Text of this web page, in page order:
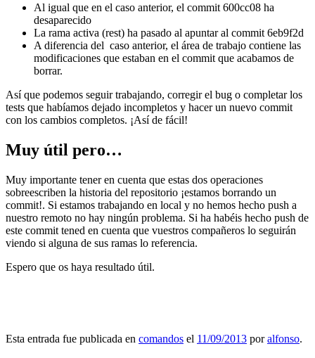
Al igual que en el caso anterior, el commit 600cc08 ha
desaparecido
La rama activa (rest) ha pasado al apuntar al commit 6eb9f2d
A diferencia del caso anterior, el área de trabajo contiene las
modificaciones que estaban en el commit que acabamos de
borrar.
Así que podemos seguir trabajando, corregir el bug o completar los
tests que habíamos dejado incompletos y hacer un nuevo commit
con los cambios completos. ¡Así de fácil!
Muy útil pero…
Muy importante tener en cuenta que estas dos operaciones
sobreescriben la historia del repositorio ¡estamos borrando un
commit!. Si estamos trabajando en local y no hemos hecho push a
nuestro remoto no hay ningún problema. Si ha habéis hecho push de
este commit tened en cuenta que vuestros compañeros lo seguirán
viendo si alguna de sus ramas lo referencia.
Espero que os haya resultado útil.
Esta entrada fue publicada en comandos el 11/09/2013 poralfonso.